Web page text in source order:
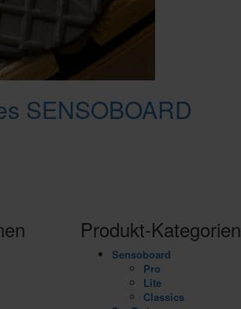
SENSOBOARD
Produkt-Kategorien
Sensoboard
Pro
Lite
Classics